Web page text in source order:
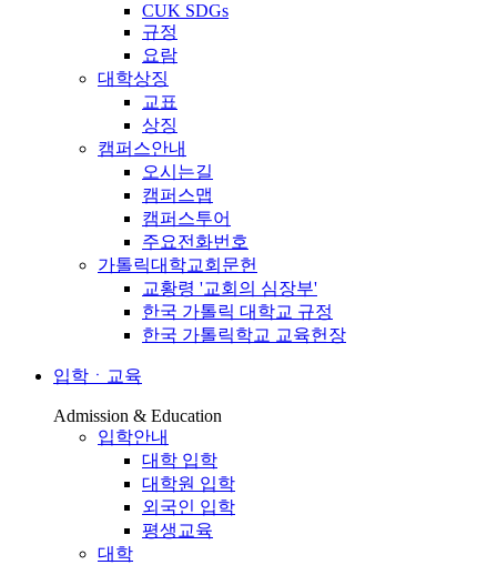
CUK SDGs
규정
요람
대학상징
교표
상징
캠퍼스안내
오시는길
캠퍼스맵
캠퍼스투어
주요전화번호
가톨릭대학교회문헌
교황령 '교회의 심장부'
한국 가톨릭 대학교 규정
한국 가톨릭학교 교육헌장
입학ㆍ교육
Admission & Education
입학안내
대학 입학
대학원 입학
외국인 입학
평생교육
대학